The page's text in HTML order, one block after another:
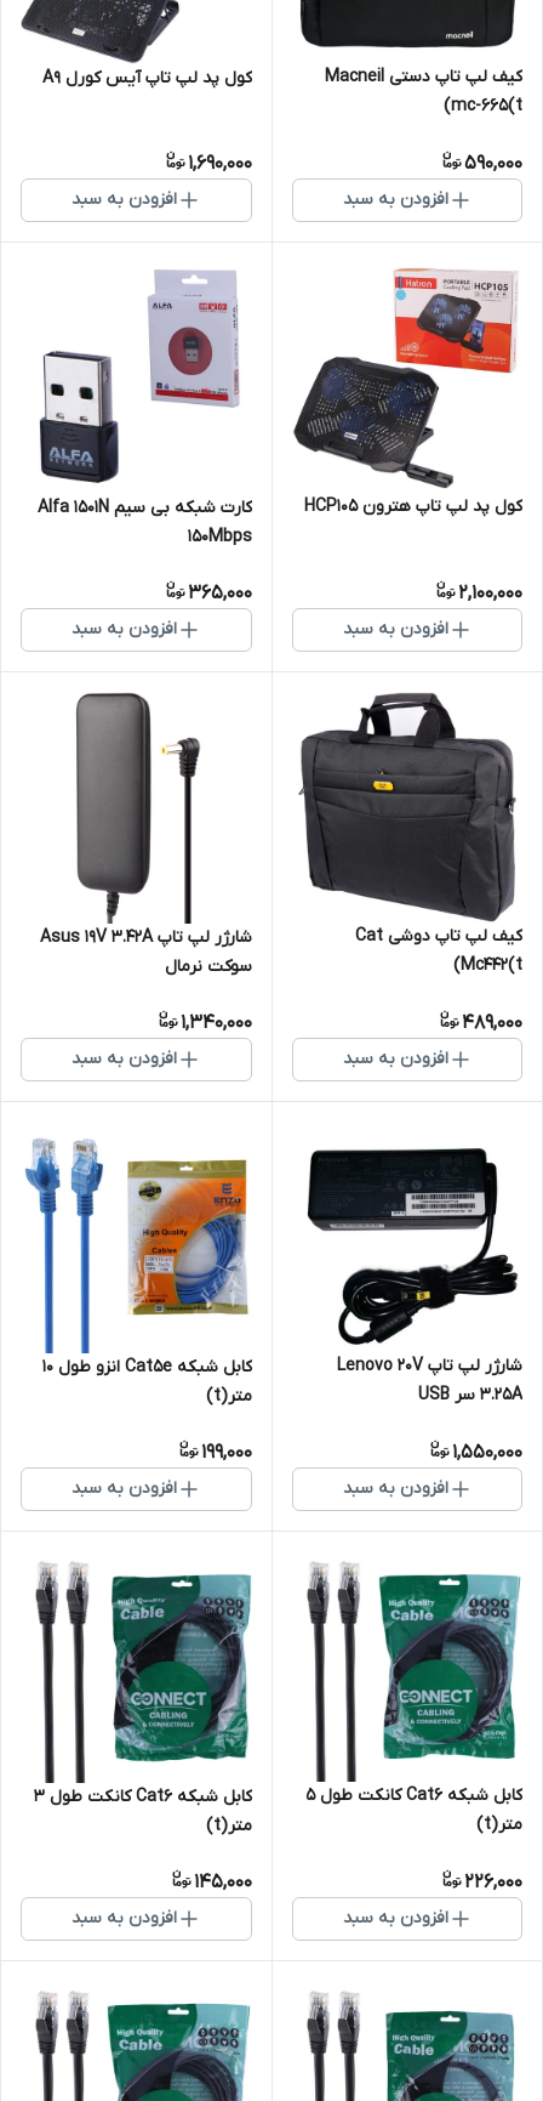
کیف لپ تاپ دستی Macneil
mc-665(t)
590,000
افزودن به سبد
کول پد لپ تاپ آیس کورل A9
1,690,000
افزودن به سبد
کول پد لپ تاپ هترون HCP105
2,100,000
افزودن به سبد
کارت شبکه بی سیم Alfa 1501N
150Mbps
365,000
افزودن به سبد
کیف لپ تاپ دوشی Cat
Mc442(t)
489,000
افزودن به سبد
شارژر لپ تاپ Asus 19V 3.42A
سوکت نرمال
1,340,000
افزودن به سبد
شارژر لپ تاپ Lenovo 20V
3.25A سر USB
1,550,000
افزودن به سبد
کابل شبکه Cat5e انزو طول 10
متر(t)
199,000
افزودن به سبد
کابل شبکه Cat6 کانکت طول 5
متر(t)
226,000
افزودن به سبد
کابل شبکه Cat6 کانکت طول 3
متر(t)
145,000
افزودن به سبد